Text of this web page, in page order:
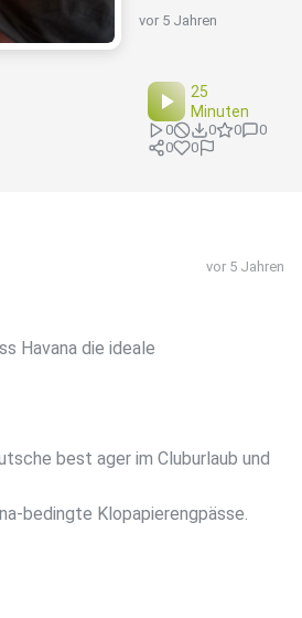
vor 5 Jahren
25
Minuten
0 0 0
0
0
0
vor 5 Jahren
Havana die ideale
best ager im Cluburlaub und
bedingte Klopapierengpässe.